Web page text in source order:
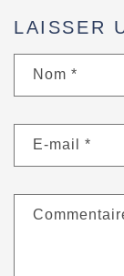
LAISSER
Nom *
E-mail *